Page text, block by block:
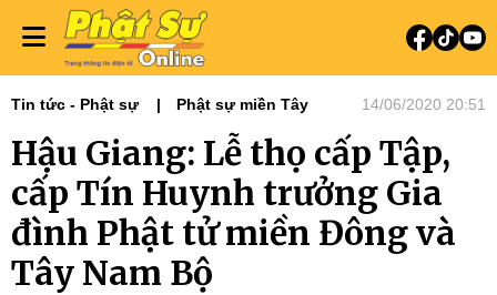
Tin tức - Phật sự Phật sự miền Tây 14/06/2020 20:51
Hậu Giang: Lễ thọ cấp Tập,
cấp Tín Huynh trưởng Gia
đình Phật tử miền Đông và
Tây Nam Bộ